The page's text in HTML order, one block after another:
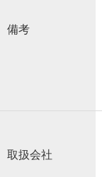
備考
取扱会社